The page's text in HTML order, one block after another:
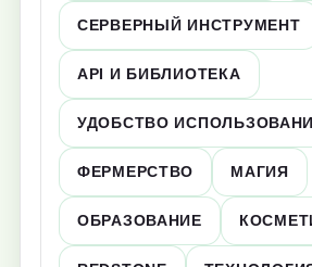
СЕРВЕРНЫЙ ИНСТРУМЕНТ
API И БИБЛИОТЕКА
УДОБСТВО
ФЕРМЕРСТВО МАГИЯ
ОБРАЗОВАНИЕ